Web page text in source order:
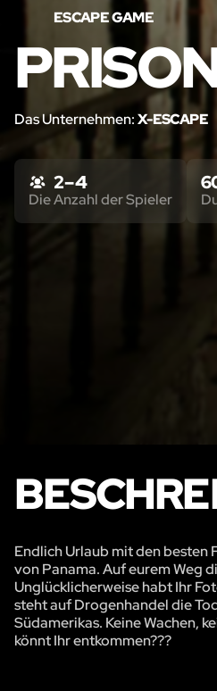
ESCAPE GAME
Das Unternehmen:X-ESCAPE
2 – 4
Die Anzahl der Spieler
Endlich Urlaub mit den besten
von Panama. Auf eurem Weg
Unglücklicherweise habt Ihr
steht auf Drogenhandel die
Südamerikas. Keine Wachen,
könnt Ihr entkommen???